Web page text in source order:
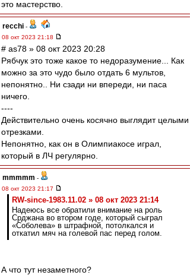
это мастерство.
recchi -
08 окт 2023 21:18
# as78 » 08 окт 2023 20:28
Рябчук это тоже какое то недоразумение... Как
можно за это чудо было отдать 6 мультов,
непонятно.. Ни сзади ни впереди, ни паса
ничего.
----
Действительно очень косячно выглядит целыми
отрезками.
Непонятно, как он в Олимпиакосе играл,
который в ЛЧ регулярно.
mmmmm -
08 окт 2023 21:17
RW-since-1983.11.02 » 08 окт 2023 21:14
Надеюсь все обратили внимание на роль
Срджана во втором годе, который сыграл
«Соболева» в штрафной, потолкался и
откатил мяч на голевой пас перед голом.
А что тут незаметного?